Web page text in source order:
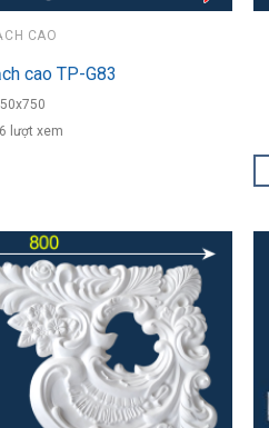
CAO
cao TP-G83
lượt xem